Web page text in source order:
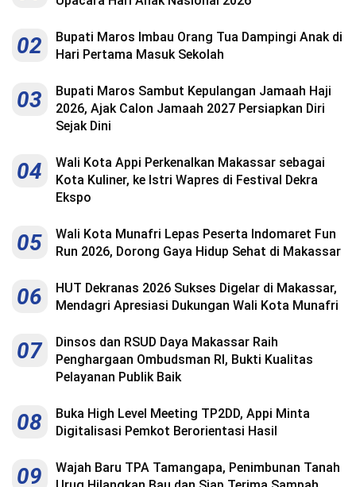
02
Bupati Maros Imbau Orang Tua Dampingi Anak di
Hari Pertama Masuk Sekolah
03
Bupati Maros Sambut Kepulangan Jamaah Haji
2026, Ajak Calon Jamaah 2027 Persiapkan Diri
Sejak Dini
04
Wali Kota Appi Perkenalkan Makassar sebagai
Kota Kuliner, ke Istri Wapres di Festival Dekra
Ekspo
05
Wali Kota Munafri Lepas Peserta Indomaret Fun
Run 2026, Dorong Gaya Hidup Sehat di Makassar
06
HUT Dekranas 2026 Sukses Digelar di Makassar,
Mendagri Apresiasi Dukungan Wali Kota Munafri
07
Dinsos dan RSUD Daya Makassar Raih
Penghargaan Ombudsman RI, Bukti Kualitas
Pelayanan Publik Baik
08
Buka High Level Meeting TP2DD, Appi Minta
Digitalisasi Pemkot Berorientasi Hasil
09
Wajah Baru TPA Tamangapa, Penimbunan Tanah